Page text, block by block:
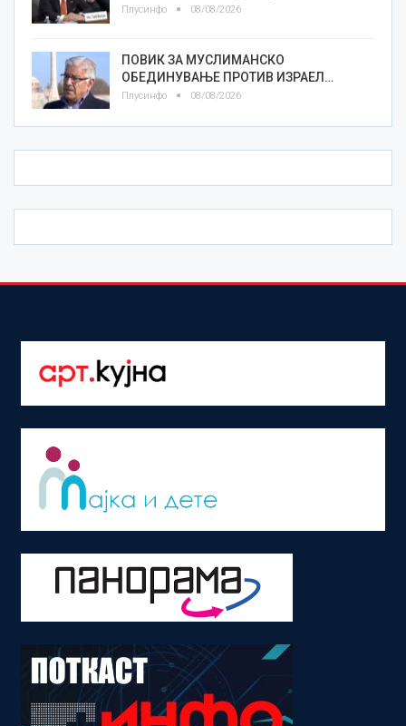
Плусинфо 08/08/2026
ПОВИК ЗА МУСЛИМАНСКО
ОБЕДИНУВАЊЕ ПРОТИВ ИЗРАЕЛ…
Плусинфо 08/08/2026